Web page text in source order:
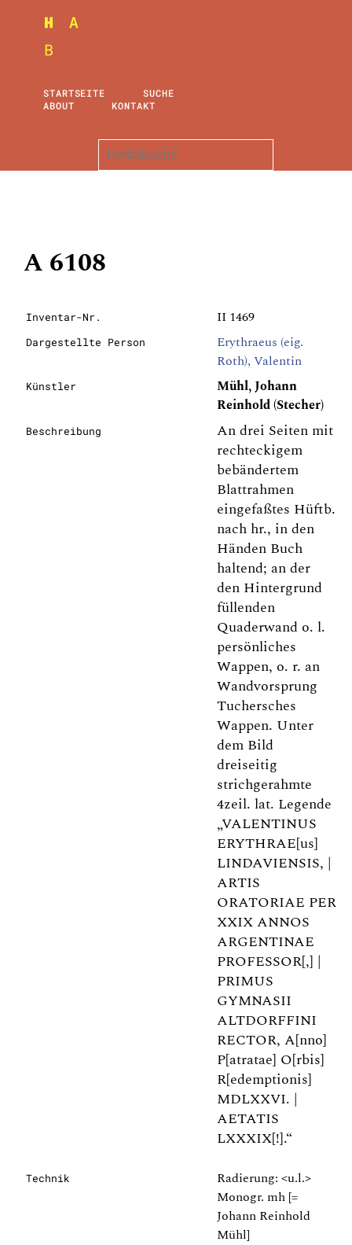
STARTSEITE
SUCHE
ABOUT
KONTAKT
A 6108
Inventar-Nr. II 1469
Dargestellte Person
Erythraeus (eig.
Roth), Valentin
Künstler
Mühl, Johann
Reinhold (Stecher)
Beschreibung
An drei Seiten mit
rechteckigem
bebändertem
Blattrahmen
eingefaßtes Hüftb.
nach hr., in den
Händen Buch
haltend; an der
den Hintergrund
füllenden
Quaderwand o. l.
persönliches
Wappen, o. r. an
Wandvorsprung
Tuchersches
Wappen. Unter
dem Bild
dreiseitig
strichgerahmte
4zeil. lat. Legende
„VALENTINUS
ERYTHRAE[us]
LINDAVIENSIS, |
ARTIS
ORATORIAE PER
XXIX ANNOS
ARGENTINAE
PROFESSOR[,] |
PRIMUS
GYMNASII
ALTDORFFINI
RECTOR, A[nno]
P[atratae] O[rbis]
R[edemptionis]
MDLXXVI. |
AETATIS
LXXXIX[!].“
Technik
Radierung: <u.l.>
Monogr. mh [=
Johann Reinhold
Mühl]